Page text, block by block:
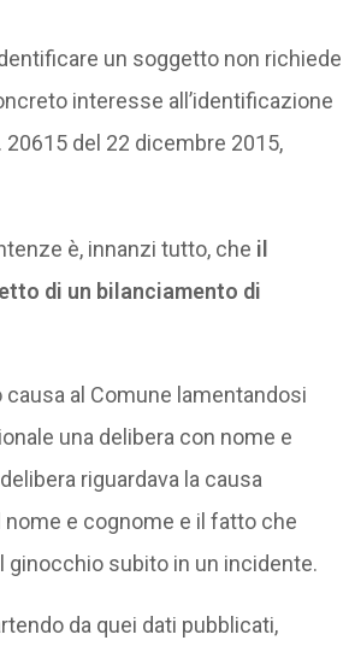
un soggetto non richiede
interesse all’identificazione
del 22 dicembre 2015,
è, innanzi tutto, che il
di un bilanciamento di
al Comune lamentandosi
una delibera con nome e
riguardava la causa
e cognome e il fatto che
ginocchio subito in un incidente.
da quei dati pubblicati,